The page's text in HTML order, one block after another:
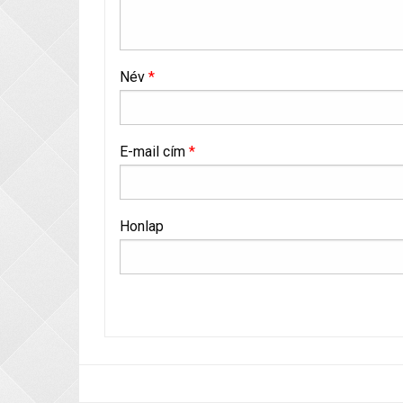
Név *
E-mail cím *
Honlap